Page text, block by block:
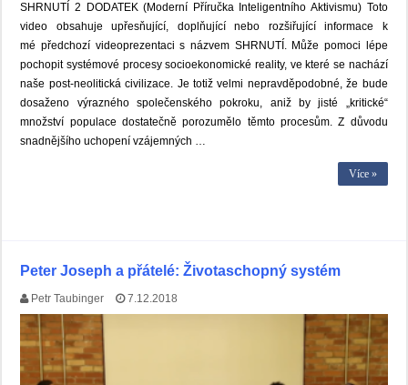
SHRNUTÍ 2 DODATEK (Moderní Příručka Inteligentního Aktivismu) Toto
video obsahuje upřesňující, doplňující nebo rozšiřující informace k
mé předchozí videoprezentaci s názvem SHRNUTÍ. Může pomoci lépe
pochopit systémové procesy socioekonomické reality, ve které se nachází
naše post-neolitická civilizace. Je totiž velmi nepravděpodobné, že bude
dosaženo výrazného společenského pokroku, aniž by jisté „kritické“
množství populace dostatečně porozumělo těmto procesům. Z důvodu
snadnějšího uchopení vzájemných …
Více »
Peter Joseph a přátelé: Životaschopný systém
Petr Taubinger 7.12.2018